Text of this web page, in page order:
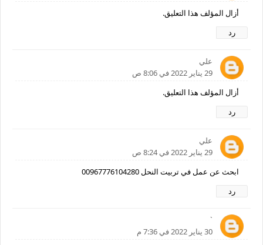
أزال المؤلف هذا التعليق.
رد
علي
29 يناير 2022 في 8:06 ص
أزال المؤلف هذا التعليق.
رد
علي
29 يناير 2022 في 8:24 ص
ابحث عن عمل في تربيت النحل 00967776104280
رد
`
30 يناير 2022 في 7:36 م